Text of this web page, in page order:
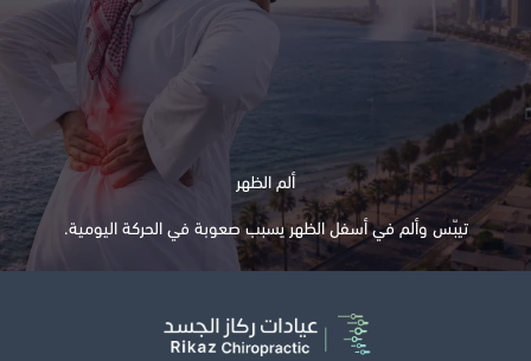
ألم الظهر
تيبّس وألم في أسفل الظهر يسبب صعوبة في الحركة اليومية.